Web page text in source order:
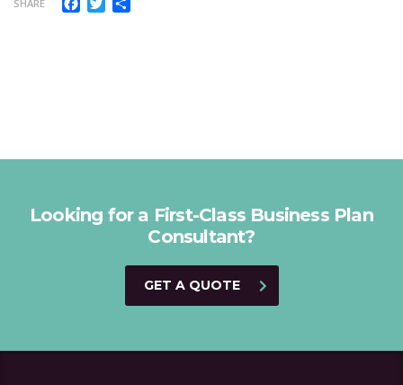
SHARE
Looking for a First-Class Business Plan
Consultant?
GET A QUOTE